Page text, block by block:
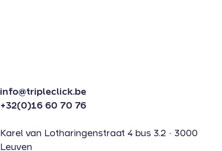
info@tripleclick.be
+32(0)16 60 70 76
Karel van Lotharingenstraat 4 bus 3.2 • 3000
Leuven